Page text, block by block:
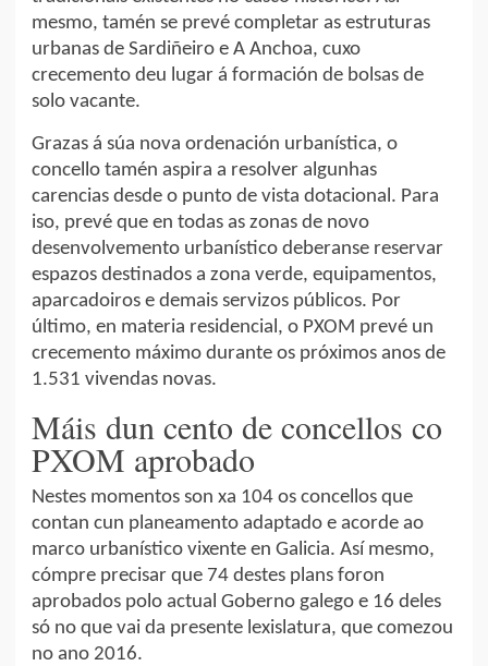
mesmo, tamén se prevé completar as estruturas
urbanas de Sardiñeiro e A Anchoa, cuxo
crecemento deu lugar á formación de bolsas de
solo vacante.
Grazas á súa nova ordenación urbanística, o
concello tamén aspira a resolver algunhas
carencias desde o punto de vista dotacional. Para
iso, prevé que en todas as zonas de novo
desenvolvemento urbanístico deberanse reservar
espazos destinados a zona verde, equipamentos,
aparcadoiros e demais servizos públicos. Por
último, en materia residencial, o PXOM prevé un
crecemento máximo durante os próximos anos de
1.531 vivendas novas.
Máis dun cento de concellos co
PXOM aprobado
Nestes momentos son xa 104 os concellos que
contan cun planeamento adaptado e acorde ao
marco urbanístico vixente en Galicia. Así mesmo,
cómpre precisar que 74 destes plans foron
aprobados polo actual Goberno galego e 16 deles
só no que vai da presente lexislatura, que comezou
no ano 2016.